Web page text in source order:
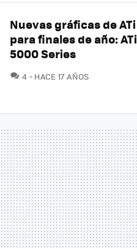
Nuevas gráficas de ATi
para finales de año: ATi
5000 Series
4 COMENTARIOS
HACE 17 AÑOS